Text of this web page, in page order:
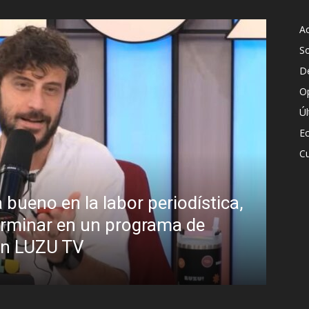
de
¿Padece Pedro Sánchez
Analistas debaten
presidente
R.C. Gómez - 2 agosto, 2026